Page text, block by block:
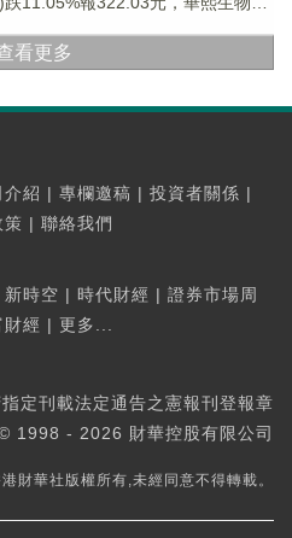
看更多
介紹 | 專欄邀稿 | 投資者關係 |
策 | 聯絡我們
新時空 | 時代財經 | 證券市場周
財經 | 更多...
定刊載法定通告之憲報刊登報章
1998 - 2026 財華控股有限公司
財華社版權所有,未經同意不得轉載。